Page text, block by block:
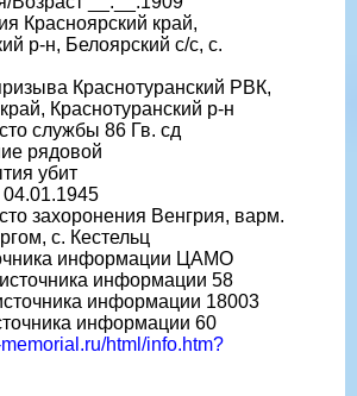
Красноярский край,
р-н, Белоярский с/с, с.
Краснотуранский РВК,
Краснотуранский р-н
службы 86 Гв. сд
рядовой
убит
захоронения Венгрия, варм.
с. Кестельц
информации ЦАМО
информации 58
информации 18003
информации 60
html/info.htm?